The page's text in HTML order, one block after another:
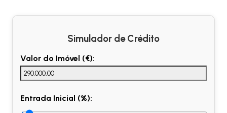
Simulador de Crédito
Valor do Imóvel (€):
Entrada Inicial (%):